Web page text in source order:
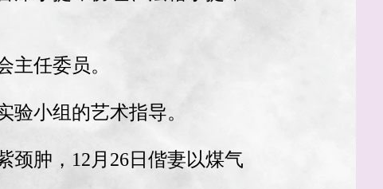
主任委员。
验小组的艺术指导。
颈肿，12月26日偕妻以煤气